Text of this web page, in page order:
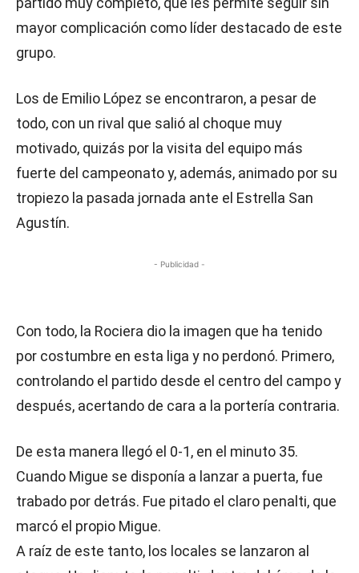
mayor complicación como líder destacado de este
grupo.
Los de Emilio López se encontraron, a pesar de
todo, con un rival que salió al choque muy
motivado, quizás por la visita del equipo más
fuerte del campeonato y, además, animado por su
tropiezo la pasada jornada ante el Estrella San
Agustín.
- Publicidad -
Con todo, la Rociera dio la imagen que ha tenido
por costumbre en esta liga y no perdonó. Primero,
controlando el partido desde el centro del campo y
después, acertando de cara a la portería contraria.
De esta manera llegó el 0-1, en el minuto 35.
Cuando Migue se disponía a lanzar a puerta, fue
trabado por detrás. Fue pitado el claro penalti, que
marcó el propio Migue.
A raíz de este tanto, los locales se lanzaron al